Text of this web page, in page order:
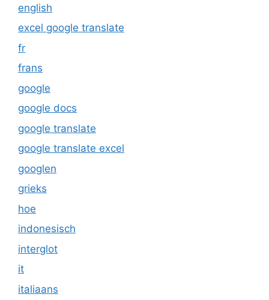
english
excel google translate
fr
frans
google
google docs
google translate
google translate excel
googlen
grieks
hoe
indonesisch
interglot
it
italiaans